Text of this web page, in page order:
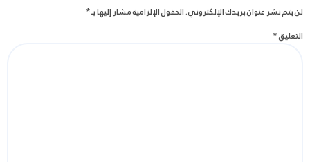
لن يتم نشر عنوان بريدك الإلكتروني.الحقول الإلزامية مشار إليها بـ*
التعليق*